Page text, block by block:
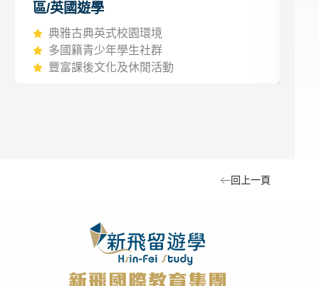
區/英國遊學
典雅古典英式校園環境
多國籍青少年學生社群
豐富課後文化及休閒活動
回上一頁